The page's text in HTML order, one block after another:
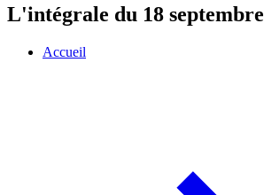
L'intégrale du 18 septembre
Accueil